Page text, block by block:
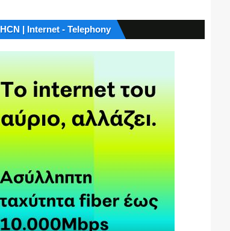
HCN | Internet - Telephony